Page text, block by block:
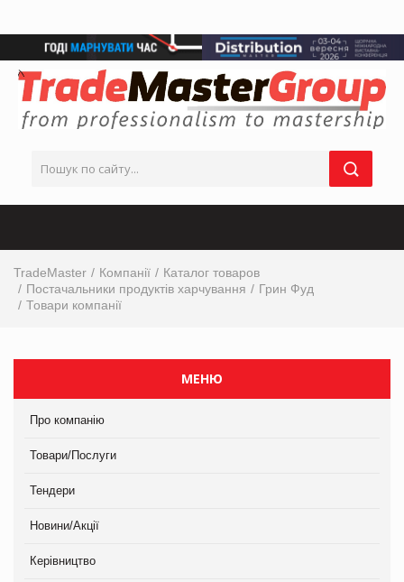
TradeMaster Компанії
Каталог товаров
Постачальники продуктів харчування
Грин Фуд
Товари компанії
МЕНЮ
Про компанію
Товари/Послуги
Тендери
Новини/Акції
Керівництво